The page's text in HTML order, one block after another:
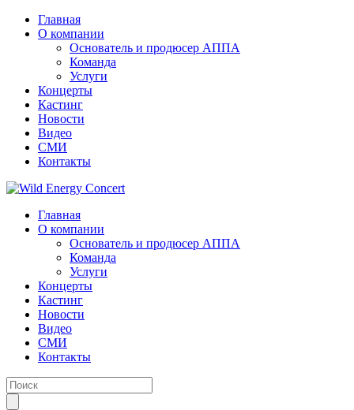
Главная
О компании
Основатель и продюсер АППА
Команда
Услуги
Концерты
Кастинг
Новости
Видео
СМИ
Контакты
Главная
О компании
Основатель и продюсер АППА
Команда
Услуги
Концерты
Кастинг
Новости
Видео
СМИ
Контакты